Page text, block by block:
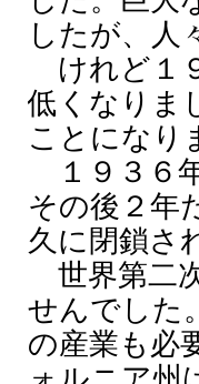
したが、人
けれど１
低くなりま
ことになり
１９３６
その後２年
久に閉鎖さ
世界第二
せんでした
の産業も必